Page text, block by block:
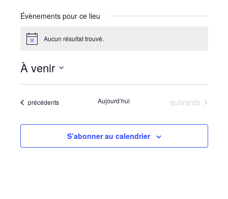
Évènements pour ce lieu
Notice Aucun résultat trouvé.
À venir
Sélectionnez
date.
Évènements
précédents Aujourd’hui Évènements
suivants
S’abonner au calendrier